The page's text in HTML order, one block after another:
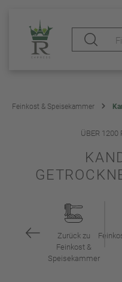
Feinkost & Speisekammer
ÜBER 1200
Zurück zu
Feinkost &
Speisekammer